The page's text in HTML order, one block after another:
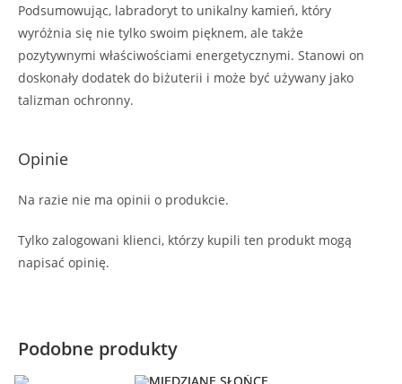
Podsumowując, labradoryt to unikalny kamień, który
wyróżnia się nie tylko swoim pięknem, ale także
pozytywnymi właściwościami energetycznymi. Stanowi on
doskonały dodatek do biżuterii i może być używany jako
talizman ochronny.
Opinie
Na razie nie ma opinii o produkcie.
Tylko zalogowani klienci, którzy kupili ten produkt mogą
napisać opinię.
Podobne produkty